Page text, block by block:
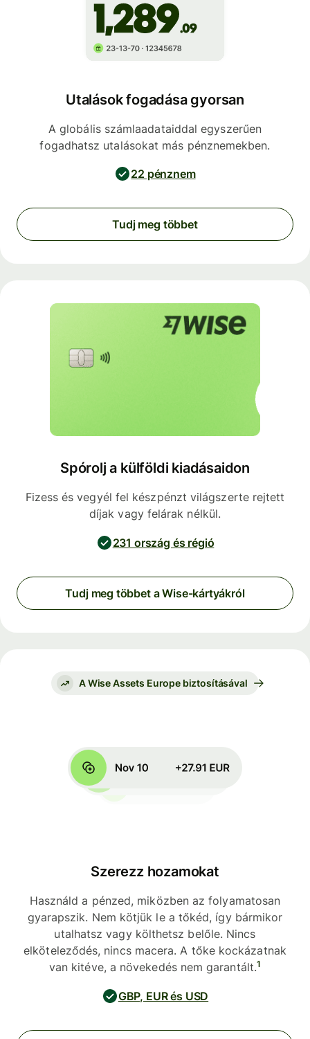
Utalások fogadása gyorsan
A globális számlaadataiddal egyszerűen
fogadhatsz utalásokat más pénznemekben.
22 pénznem
Tudj meg többet
Spórolj a külföldi kiadásaidon
Fizess és vegyél fel készpénzt világszerte rejtett
díjak vagy felárak nélkül.
231 ország és régió
Tudj meg többet a Wise-kártyákról
A Wise Assets Europe biztosításával
Szerezz hozamokat
Használd a pénzed, miközben az folyamatosan
gyarapszik. Nem kötjük le a tőkéd, így bármikor
utalhatsz vagy költhetsz belőle. Nincs
elköteleződés, nincs macera. A tőke kockázatnak
van kitéve, a növekedés nem garantált.1
GBP, EUR és USD